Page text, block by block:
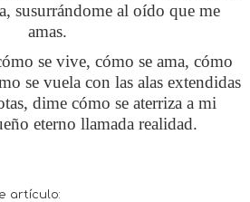
susurrándome al oído que me
amas.
se vive, cómo se ama, cómo
se vuela con las alas extendidas
dime cómo se aterriza a mi
eterno llamada realidad.
artículo: